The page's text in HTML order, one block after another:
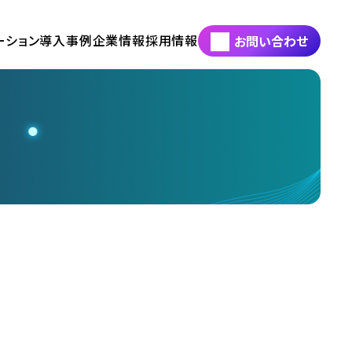
ション導入事例企業情報採用情報 お問い合わせ